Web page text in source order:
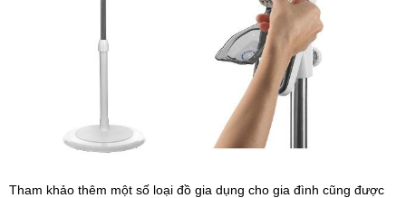
Tham khảo thêm một số loại đồ gia dụng cho gia đình cũng được